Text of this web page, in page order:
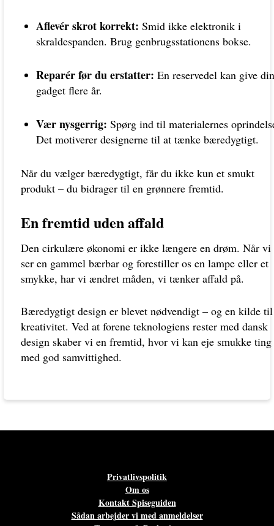
Aflevér skrot korrekt: Smid ikke elektronik i
skraldespanden. Brug genbrugsstationens bokse.
Reparér før du erstatter: En reservedel kan give din
gadget flere år.
Vær nysgerrig: Spørg ind til materialernes
Det motiverer designerne til at tænke bæredygtigt.
Når du vælger bæredygtigt, får du ikke kun et smukt
produkt – du bidrager til en grønnere fremtid.
En fremtid uden affald
Den cirkulære økonomi er ikke længere en drøm. Når vi
ser en gammel bærbar og forestiller os en lampe eller et
smykke, har vi ændret måden, vi tænker affald på.
Bæredygtigt design er blevet nødvendigt – og en kilde til
kreativitet. Ved at forene teknologiens rester med dansk
design skaber vi en fremtid, hvor vi kan eje smukke ting
med god samvittighed.
Privatlivspolitik
Om os
Kontakt Spiseguiden
Sådan arbejder vi med anmeldelser